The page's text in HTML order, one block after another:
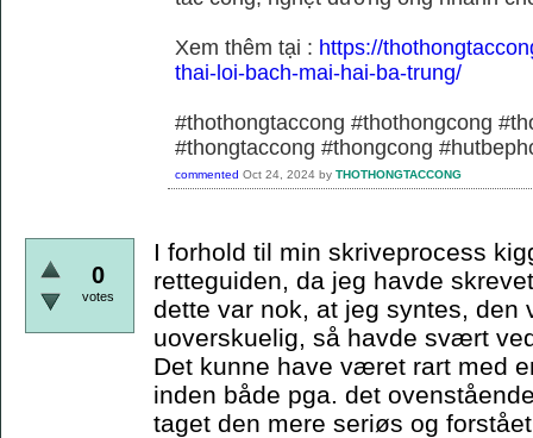
Xem thêm tại : https://
thai-loi-bach-mai-hai-ba-trung/
#thothongtaccong #thothongcong
#thongtaccong #thongcong
commented Oct 24, 2024 by THOTHONGTACCONG
0
votes
I forhold til min skriveprocess
retteguiden, da jeg havde
dette var nok, at jeg syntes, den
uoverskuelig, så havde svært
Det kunne have været rart med
inden både pga. det
taget den mere seriøs og